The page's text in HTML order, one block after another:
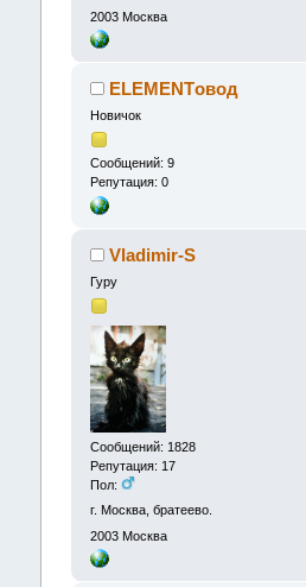
2003 Москва
ELEMENTовод
Новичок
Сообщений: 9
Репутация: 0
Vladimir-S
Гуру
Сообщений: 1828
Репутация: 17
Пол:
г. Москва, братеево.
2003 Москва